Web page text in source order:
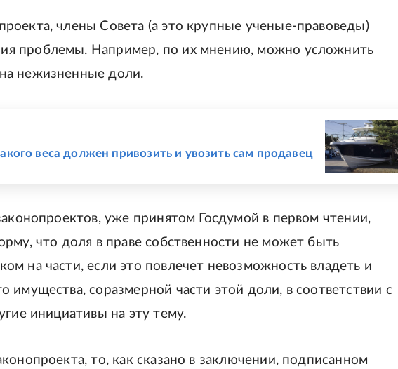
члены Совета (а это крупные ученые-правоведы)
проблемы. Например, по их мнению, можно усложнить
нежизненные доли.
веса должен привозить и увозить сам продавец
уже принятом Госдумой в первом чтении,
что доля в праве собственности не может быть
на части, если это повлечет невозможность владеть и
имущества, соразмерной части этой доли, в соответствии с
инициативы на эту тему.
то, как сказано в заключении, подписанном